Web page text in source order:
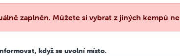
zaplněn. Můžete si vybrat z jiných kempů
když se uvolní místo.